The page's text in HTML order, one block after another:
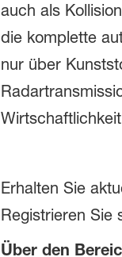
auch als
die komplette
nur über
Erhalten Sie
Registrieren Sie
Über den